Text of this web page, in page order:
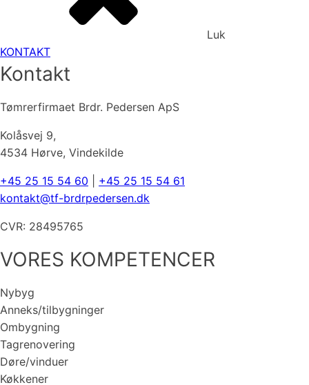
Luk
KONTAKT
Kontakt
Tømrerfirmaet Brdr. Pedersen ApS
Kolåsvej 9,
4534 Hørve, Vindekilde
+45 25 15 54 60
+45 25 15 54 61
kontakt@tf-brdrpedersen.dk
CVR: 28495765
VORES KOMPETENCER
Nybyg
Anneks/tilbygninger
Ombygning
Tagrenovering
Døre/vinduer
Køkkener